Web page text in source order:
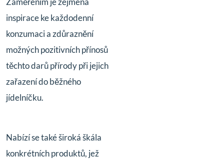
inspirace ke každodenní
konzumaci a zdůraznění
možných pozitivních přínosů
těchto darů přírody při jejich
zařazení do běžného
jídelníčku.
Nabízí se také široká škála
konkrétních produktů, jež